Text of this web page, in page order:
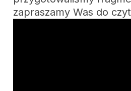
zapraszamy Was do